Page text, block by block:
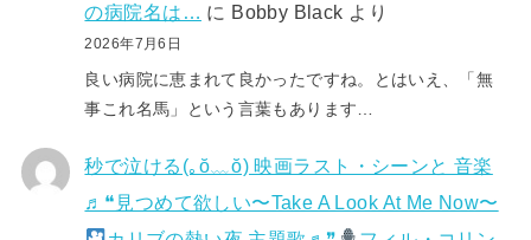
の病院名は… に Bobby Black より
2026年7月6日
良い病院に恵まれて良かったですね。とはいえ、「無
事これ名馬」という言葉もあります…
秒で泣ける(⁠｡⁠ŏ⁠﹏⁠ŏ⁠) 映画ラスト・シーンと 音楽
♬❝見つめて欲しい〜Take A Look At Me Now〜